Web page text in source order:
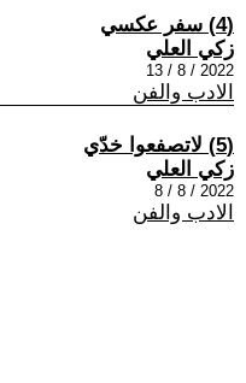
(4) سفر عكسي
زكي العلي
2022 / 8 / 13
الادب والفن
(5) لاتصفعوا خدّي
زكي العلي
2022 / 8 / 8
الادب والفن